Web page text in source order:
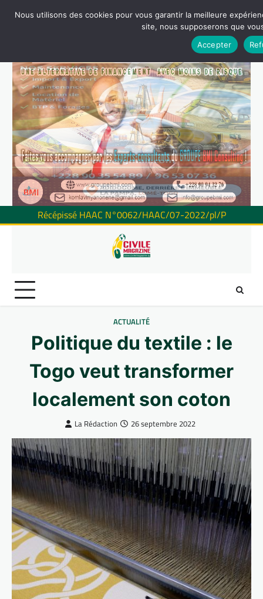
Récépissé HAAC N°0062/HAAC/07-2022/pl/P
ACTUALITÉ
Politique du textile : le
Togo veut transformer
localement son coton
La Rédaction 26 septembre 2022
Nous utilisons des cookies pour vous garantir la meilleure
site, nous supposerons que
Accepter